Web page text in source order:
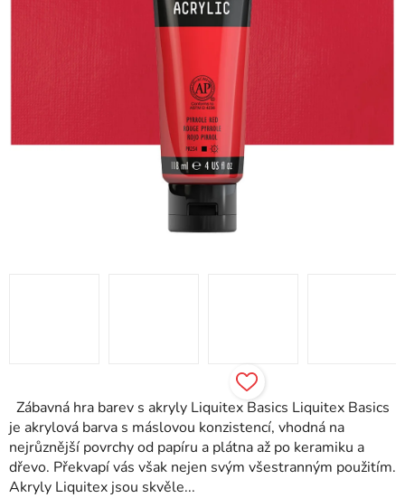
Zábavná hra barev s akryly Liquitex Basics Liquitex Basics
je akrylová barva s máslovou konzistencí, vhodná na
nejrůznější povrchy od papíru a plátna až po keramiku a
dřevo. Překvapí vás však nejen svým všestranným použitím.
Akryly Liquitex jsou skvěle...